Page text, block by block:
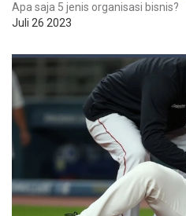
Apa saja 5 jenis organisasi bisnis?
Juli 26 2023